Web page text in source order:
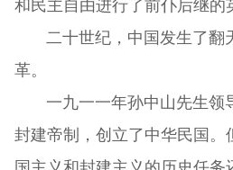
和民主自由进行了前仆后继的
二十世纪，中国发生了翻
革。
一九一一年孙中山先生领
封建帝制，创立了中华民国。